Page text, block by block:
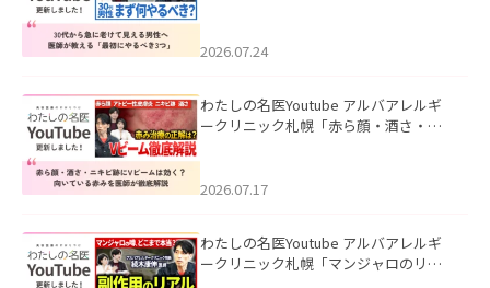
た。
2026.07.24
わたしの名医Youtube アルバアレルギ
ークリニック札幌「赤ら顔・酒さ・ニ
した。
2026.07.17
わたしの名医Youtube アルバアレルギ
ークリニック札幌「マンジャロのリア